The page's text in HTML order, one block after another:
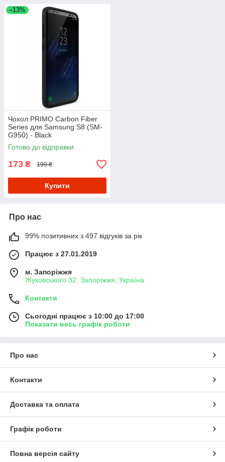
–13%
Чохол PRIMO Carbon Fiber
Series для Samsung S8 (SM-
G950) - Black
Готово до відправки
173 ₴ 199 ₴
Купити
Про нас
99% позитивних з 497 відгуків за рік
Працює з 27.01.2019
м. Запоріжжя
Жуковського 32, Запоріжжя, Україна
Контакти
Сьогодні працює з 10:00 до 17:00
Показати весь графік роботи
Про нас
Контакти
Доставка та оплата
Графік роботи
Повна версія сайту